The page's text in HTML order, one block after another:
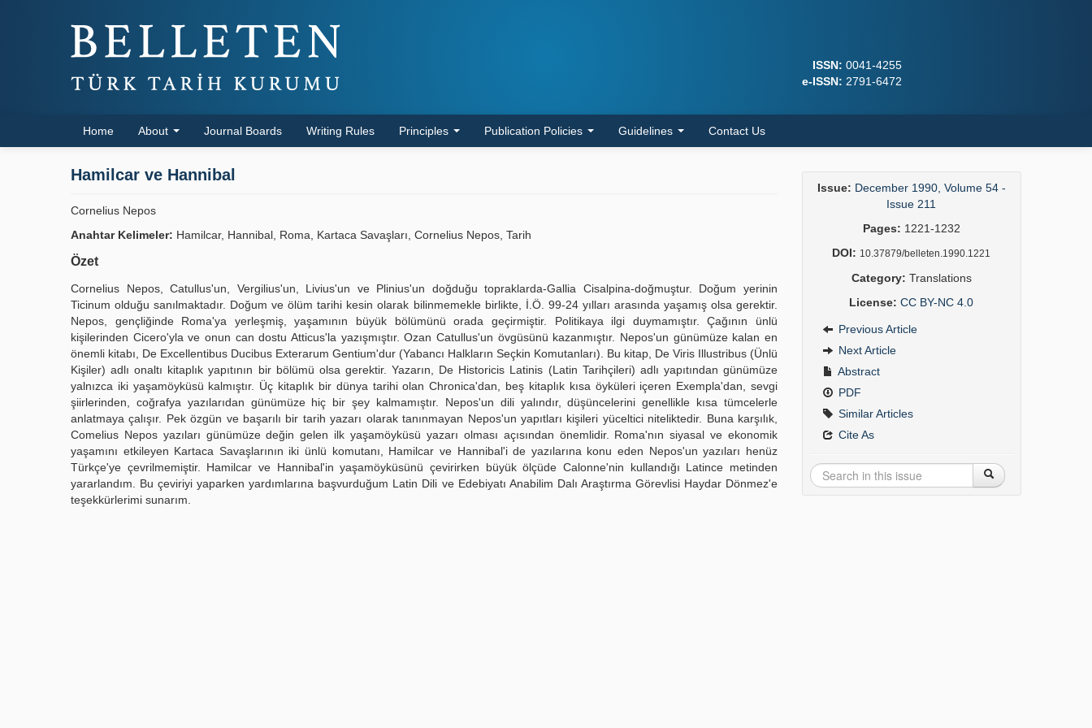
ISSN: 0041-4255
e-ISSN: 2791-6472
Home About Journal Boards Writing Rules Principles Publication Policies Guidelines Contact Us
Hamilcar ve Hannibal
Cornelius Nepos
Anahtar Kelimeler: Hamilcar, Hannibal, Roma, Kartaca Savaşları, Cornelius Nepos, Tarih
Özet
Cornelius Nepos, Catullus'un, Vergilius'un, Livius'un ve Plinius'un doğduğu topraklarda-Gallia Cisalpina-doğmuştur. Doğum yerinin
Ticinum olduğu sanılmaktadır. Doğum ve ölüm tarihi kesin olarak bilinmemekle birlikte, İ.Ö. 99-24 yılları arasında yaşamış olsa gerektir.
Nepos, gençliğinde Roma'ya yerleşmiş, yaşamının büyük bölümünü orada geçirmiştir. Politikaya ilgi duymamıştır. Çağının ünlü
kişilerinden Cicero'yla ve onun can dostu Atticus'la yazışmıştır. Ozan Catullus'un övgüsünü kazanmıştır. Nepos'un günümüze kalan en
önemli kitabı, De Excellentibus Ducibus Exterarum Gentium'dur (Yabancı Halkların Seçkin Komutanları). Bu kitap, De Viris Illustribus (Ünlü
Kişiler) adlı onaltı kitaplık yapıtının bir bölümü olsa gerektir. Yazarın, De Historicis Latinis (Latin Tarihçileri) adlı yapıtından günümüze
yalnızca iki yaşamöyküsü kalmıştır. Üç kitaplık bir dünya tarihi olan Chronica'dan, beş kitaplık kısa öyküleri içeren Exempla'dan, sevgi
şiirlerinden, coğrafya yazılarıdan günümüze hiç bir şey kalmamıştır. Nepos'un dili yalındır, düşüncelerini genellikle kısa tümcelerle
anlatmaya çalışır. Pek özgün ve başarılı bir tarih yazarı olarak tanınmayan Nepos'un yapıtları kişileri yüceltici niteliktedir. Buna karşılık,
Comelius Nepos yazıları günümüze değin gelen ilk yaşamöyküsü yazarı olması açısından önemlidir. Roma'nın siyasal ve ekonomik
yaşamını etkileyen Kartaca Savaşlarının iki ünlü komutanı, Hamilcar ve Hannibal'i de yazılarına konu eden Nepos'un yazıları henüz
Türkçe'ye çevrilmemiştir. Hamilcar ve Hannibal'in yaşamöyküsünü çevirirken büyük ölçüde Calonne'nin kullandığı Latince metinden
yararlandım. Bu çeviriyi yaparken yardımlarına başvurduğum Latin Dili ve Edebiyatı Anabilim Dalı Araştırma Görevlisi Haydar Dönmez'e
teşekkürlerimi sunarım.
Issue: December 1990, Volume 54 -
Issue 211
Pages: 1221-1232
DOI: 10.37879/belleten.1990.1221
Category: Translations
License: CC BY-NC 4.0
Previous Article
Next Article
Abstract
PDF
Similar Articles
Cite As